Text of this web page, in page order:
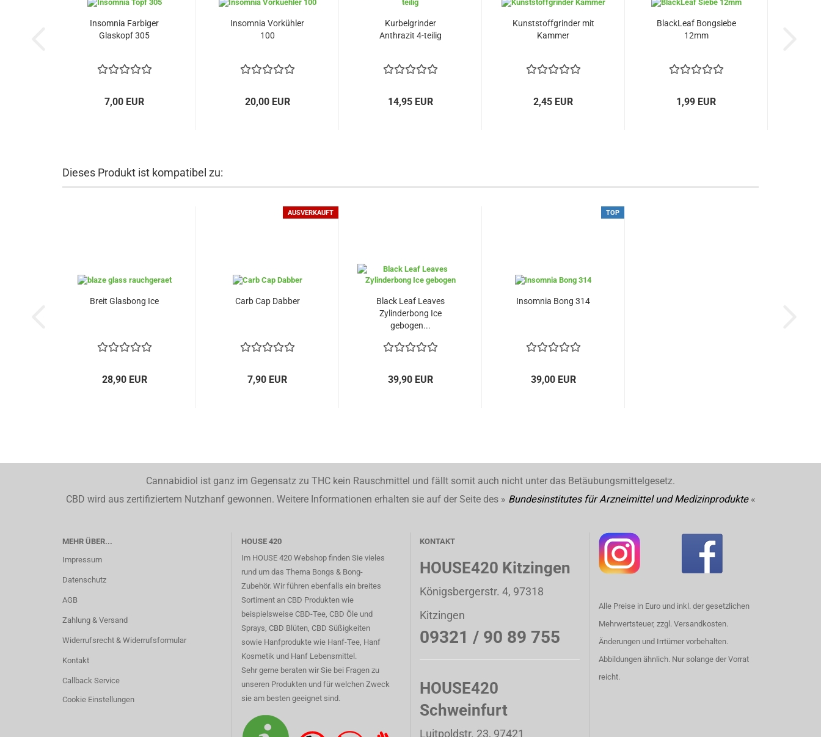
Insomnia Farbiger
Glaskopf 305
7,00 EUR
Insomnia Vorkühler
100
20,00 EUR
Kurbelgrinder
Anthrazit 4-teilig
14,95 EUR
Kunststoffgrinder mit
Kammer
2,45 EUR
BlackLeaf Bongsiebe
12mm
1,99 EUR
Dieses Produkt ist kompatibel zu:
Breit Glasbong Ice
28,90 EUR
AUSVERKAUFT
Carb Cap Dabber
7,90 EUR
Black Leaf Leaves
Zylinderbong Ice
gebogen...
39,90 EUR
TOP
Insomnia Bong 314
39,00 EUR
Cannabidiol ist ganz im Gegensatz zu THC kein Rauschmittel und fällt somit auch nicht unter das Betäubungsmittelgesetz.
CBD wird aus zertifiziertem Nutzhanf gewonnen. Weitere Informationen erhalten sie auf der Seite des » Bundesinstitutes für Arzneimittel und Medizinprodukte«
MEHR ÜBER...
Impressum
Datenschutz
AGB
Zahlung & Versand
Widerrufsrecht & Widerrufsformular
Kontakt
Callback Service
Cookie Einstellungen
HOUSE 420
Im HOUSE 420 Webshop finden Sie vieles
rund um das Thema Bongs & Bong-
Zubehör. Wir führen ebenfalls ein breites
Sortiment an CBD Produkten wie
beispielsweise CBD-Tee, CBD Öle und
Sprays, CBD Blüten, CBD Süßigkeiten
sowie Hanfprodukte wie Hanf-Tee, Hanf
Kosmetik und Hanf Lebensmittel.
Sehr gerne beraten wir Sie bei Fragen zu
unseren Produkten und für welchen Zweck
sie am besten geeignet sind.
KONTAKT
HOUSE420 Kitzingen
Königsbergerstr. 4, 97318
Kitzingen
09321 / 90 89 755
HOUSE420
Schweinfurt
Luitpoldstr. 23, 97421
Alle Preise in Euro und inkl. der gesetzlichen
Mehrwertsteuer, zzgl. Versandkosten.
Änderungen und Irrtümer vorbehalten.
Abbildungen ähnlich. Nur solange der Vorrat
reicht.